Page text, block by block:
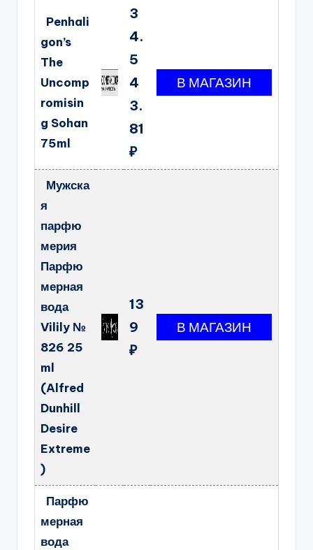
Penhali
gon’s
The
Uncomp
romisin
g Sohan
75ml
3
4.
5
4
3.
81
₽
Мужска
я
парфю
мерия
Парфю
мерная
вода
Vilily №
826 25
ml
(Alfred
Dunhill
Desire
Extreme
)
13
9
₽
Парфю
мерная
вода